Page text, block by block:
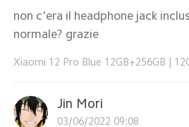
non c'era il headphone jack
normale? grazie
Xiaomi 12 Pro Blue 12GB+256GB
Jin Mori
03/06/2022 09:08